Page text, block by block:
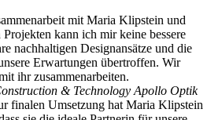
mit Maria Klipstein und
kann ich mir keine bessere
nachhaltigen Designansätze und die
Erwartungen übertroffen. Wir
ihr zusammenarbeiten.
& Technology Apollo Optik
finalen Umsetzung hat Maria Klipstein